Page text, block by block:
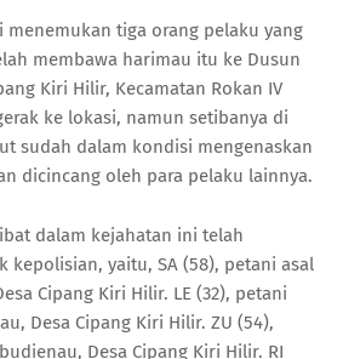
tiga orang pelaku yang
membawa harimau itu ke Dusun
Kiri Hilir, Kecamatan Rokan IV
ke lokasi, namun setibanya di
sudah dalam kondisi mengenaskan
dicincang oleh para pelaku lainnya.
dalam kejahatan ini telah
kepolisian, yaitu, SA (58), petani asal
Cipang Kiri Hilir. LE (32), petani
Desa Cipang Kiri Hilir. ZU (54),
Desa Cipang Kiri Hilir. RI